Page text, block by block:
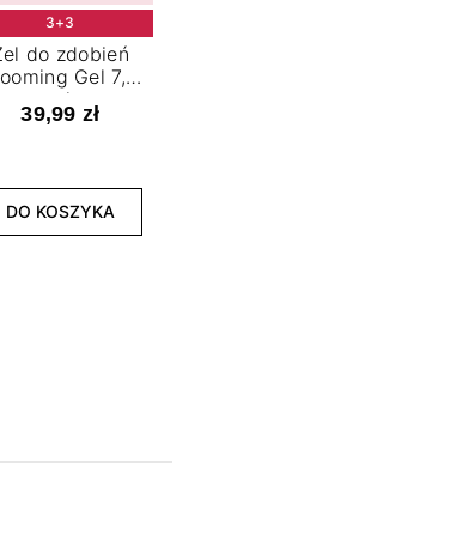
3+3
do zdobień
Gel 7,2
ml
39,99 zł
DO KOSZYKA